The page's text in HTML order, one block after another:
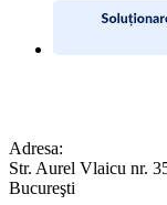
Adresa:
Str. Aurel Vlaicu nr.
Bucureşti